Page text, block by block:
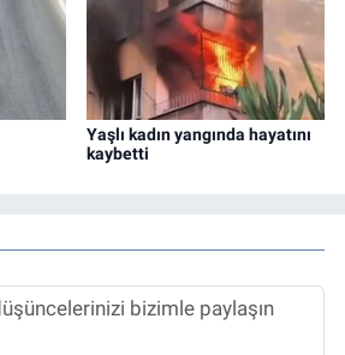
Yaşlı kadın yangında hayatını
kaybetti